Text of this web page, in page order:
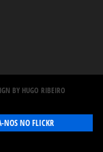
BY HUGO RIBEIRO
NOS NO FLICKR